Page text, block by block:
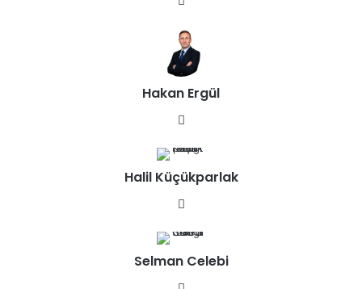
esi
Hakan Ergül
sit
esi
Halil Küçükparlak
sit
esi
Selman Celebi